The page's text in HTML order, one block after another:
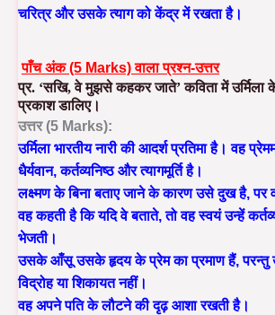
चरित्र और उसके त्याग को केंद्र में रखता है।
पाँच अंक (5 Marks) वाला प्रश्न-उत्तर
प्र. ‘सखि, वे मुझसे कहकर जाते’ कविता में उर्मिला
प्रकाश डालिए।
उत्तर (5 Marks):
उर्मिला भारतीय नारी की आदर्श प्रतिमा है। वह
धैर्यवान, कर्तव्यनिष्ठ और त्यागमूर्ति है।
लक्ष्मण के बिना बताए जाने के कारण उसे दुख है, पर
वह कहती है कि यदि वे बताते, तो वह स्वयं उन्हें
भेजती।
उसके आँसू उसके हृदय के प्रेम का प्रमाण हैं, परन्तु
विद्रोह या शिकायत नहीं।
वह अपने पति के लौटने की दृढ़ आशा रखती है।